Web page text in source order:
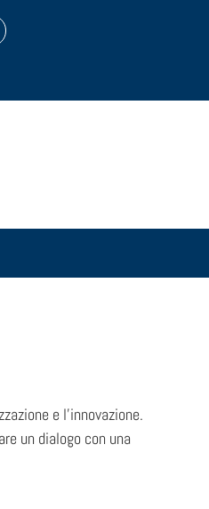
e l’innovazione.
un dialogo con una